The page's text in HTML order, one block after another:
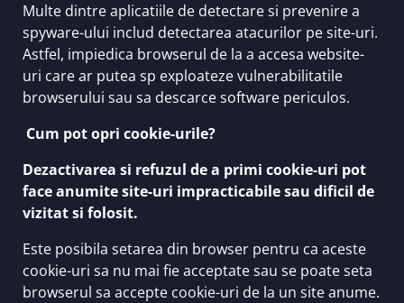
Multe dintre aplicatiile de detectare si prevenire a
spyware-ului includ detectarea atacurilor pe site-uri.
Astfel, impiedica browserul de la a accesa website-
uri care ar putea sp exploateze vulnerabilitatile
browserului sau sa descarce software periculos.
Cum pot opri cookie-urile?
Dezactivarea si refuzul de a primi cookie-uri pot
face anumite site-uri impracticabile sau dificil de
vizitat si folosit.
Este posibila setarea din browser pentru ca aceste
cookie-uri sa nu mai fie acceptate sau se poate seta
browserul sa accepte cookie-uri de la un site anume.